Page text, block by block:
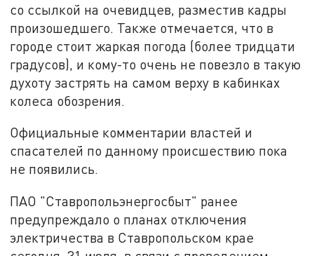
со ссылкой на очевидцев, разместив кадры
произошедшего. Также отмечается, что в
городе стоит жаркая погода (более тридцати
градусов), и кому-то очень не повезло в такую
духоту застрять на самом верху в кабинках
колеса обозрения.
Официальные комментарии властей и
спасателей по данному происшествию пока
не появились.
ПАО "Ставропольэнергосбыт" ранее
предупреждало о планах отключения
электричества в Ставропольском крае